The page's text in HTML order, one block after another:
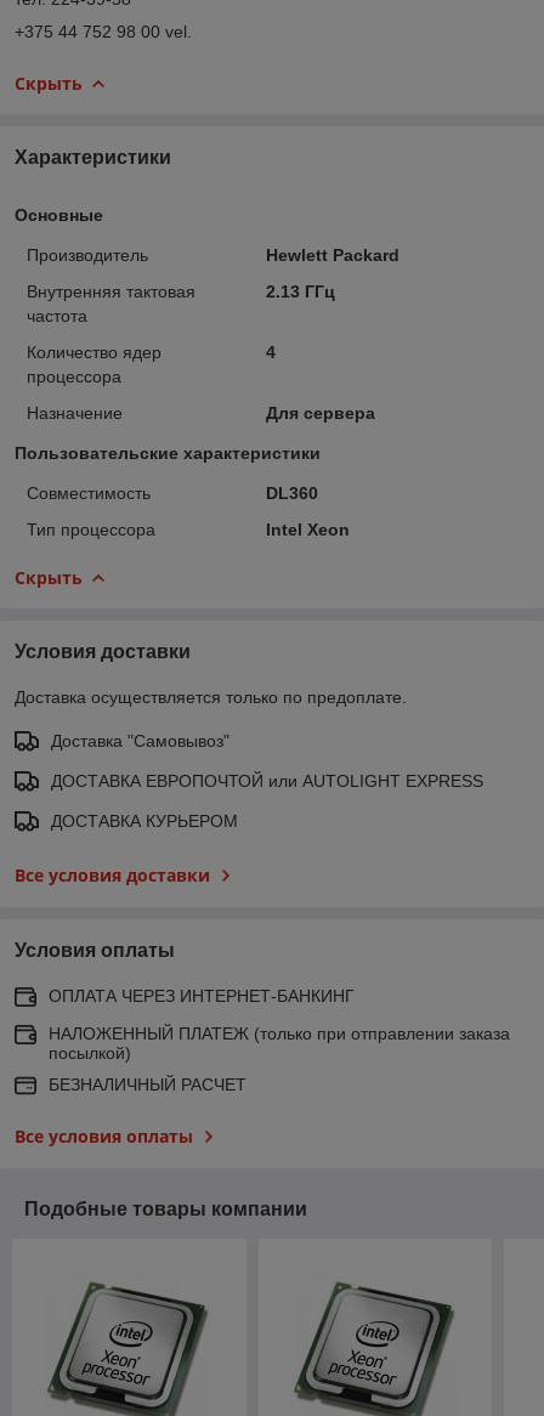
+375 44 752 98 00 vel.
Скрыть
Характеристики
Основные
Производитель
Hewlett Packard
Внутренняя тактовая
частота
2.13 ГГц
Количество ядер
процессора
4
Назначение Для сервера
Пользовательские характеристики
Совместимость
DL360
Тип процессора
Intel Xeon
Скрыть
Условия доставки
Доставка осуществляется только по предоплате.
Доставка "Самовывоз"
ДОСТАВКА ЕВРОПОЧТОЙ или AUTOLIGHT EXPRESS
ДОСТАВКА КУРЬЕРОМ
Все условия доставки
Условия оплаты
ОПЛАТА ЧЕРЕЗ ИНТЕРНЕТ-БАНКИНГ
НАЛОЖЕННЫЙ ПЛАТЕЖ (только при отправлении заказа
посылкой)
БЕЗНАЛИЧНЫЙ РАСЧЕТ
Все условия оплаты
Подобные товары компании